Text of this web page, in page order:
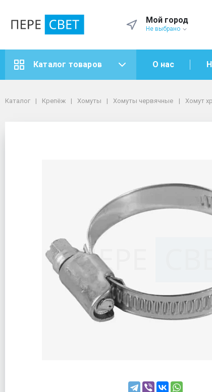
Мой город
Не выбрано
Каталог товаров О нас
Каталог
Крепёж
Хомуты червячные
Хомут хромированый 18 мм - 25 мм
Каталог Крепёж Хомуты Хомуты червячные Хомут